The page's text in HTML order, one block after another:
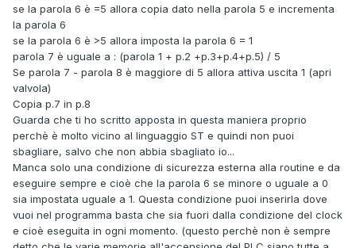
se la parola 6 è =5 allora copia dato nella parola 5 e incrementa
la parola 6
se la parola 6 è >5 allora imposta la parola 6 = 1
parola 7 è uguale a : (parola 1 + p.2 +p.3+p.4+p.5) / 5
Se parola 7 - parola 8 è maggiore di 5 allora attiva uscita 1 (apri
valvola)
Copia p.7 in p.8
Guarda che ti ho scritto apposta in questa maniera proprio
perchè è molto vicino al linguaggio ST e quindi non puoi
sbagliare, salvo che non abbia sbagliato io...
Manca solo una condizione di sicurezza esterna alla routine e da
eseguire sempre e cioè che la parola 6 se minore o uguale a 0
sia impostata uguale a 1. Questa condizione puoi inserirla dove
vuoi nel programma basta che sia fuori dalla condizione del clock
e cioè eseguita in ogni momento. (questo perchè non è sempre